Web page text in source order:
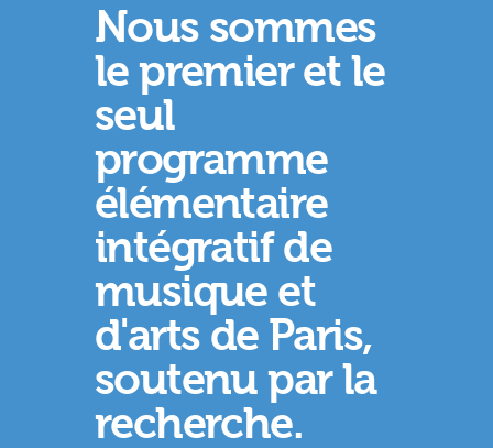
Nous sommes
le premier et le
seul
programme
élémentaire
intégratif de
musique et
d'arts de Paris,
soutenu par la
recherche.